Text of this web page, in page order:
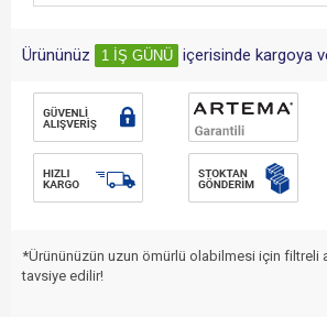
Ürününüz 1 İŞ GÜNÜ içerisinde kargoya
*Ürününüzün uzun ömürlü olabilmesi için filtreli
tavsiye edilir!